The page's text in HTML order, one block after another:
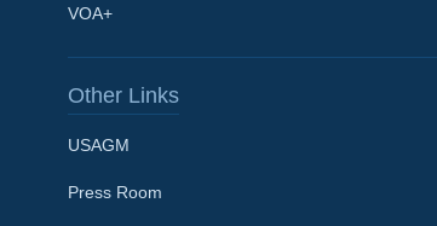
ဘာသာစကားများ
VOA+
Other Links
USAGM
Press Room